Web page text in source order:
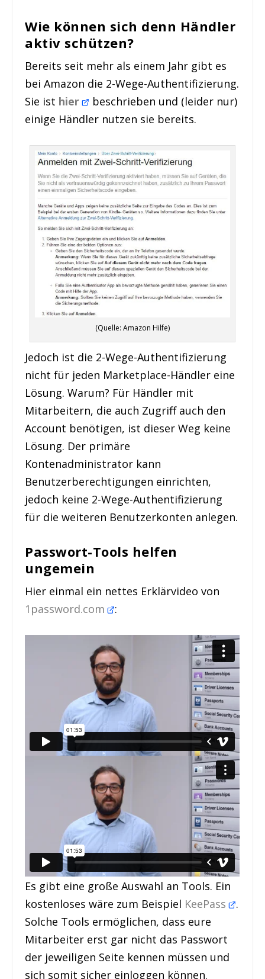
Wie können sich denn Händler
aktiv schützen?
Bereits seit mehr als einem Jahr gibt es
bei Amazon die 2-Wege-Authentifizierung.
Sie ist hier
beschrieben und (leider nur)
einige Händler nutzen sie bereits.
(Quelle: Amazon Hilfe)
Jedoch ist die 2-Wege-Authentifizierung
nicht für jeden Marketplace-Händler eine
Lösung. Warum? Für Händler mit
Mitarbeitern, die auch Zugriff auch den
Account benötigen, ist dieser Weg keine
Lösung. Der primäre
Kontenadministrator kann
Benutzerberechtigungen einrichten,
jedoch keine 2-Wege-Authentifizierung
für die weiteren Benutzerkonten anlegen.
Passwort-Tools helfen
ungemein
Hier einmal ein nettes Erklärvideo von
1password.com :
Es gibt eine große Auswahl an Tools. Ein
kostenloses wäre zum Beispiel KeePass .
Solche Tools ermöglichen, dass eure
Mitarbeiter erst gar nicht das Passwort
der jeweiligen Seite kennen müssen und
sich somit sicher einloggen können.